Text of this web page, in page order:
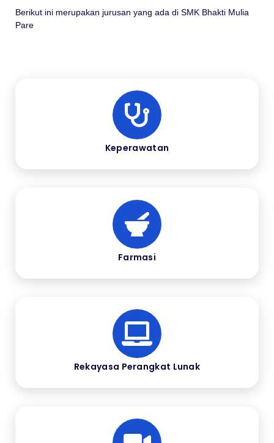
Berikut ini merupakan jurusan yang ada di SMK Bhakti Mulia
Pare
Keperawatan
Farmasi
Rekayasa Perangkat Lunak